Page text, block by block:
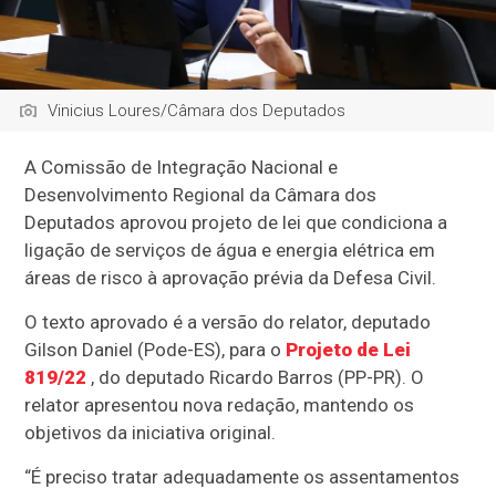
Vinicius Loures/Câmara dos Deputados
A Comissão de Integração Nacional e
Desenvolvimento Regional da Câmara dos
Deputados aprovou projeto de lei que condiciona a
ligação de serviços de água e energia elétrica em
áreas de risco à aprovação prévia da Defesa Civil.
O texto aprovado é a versão do relator, deputado
Gilson Daniel (Pode-ES), para o Projeto de Lei
819/22 , do deputado Ricardo Barros (PP-PR). O
relator apresentou nova redação, mantendo os
objetivos da iniciativa original.
“É preciso tratar adequadamente os assentamentos